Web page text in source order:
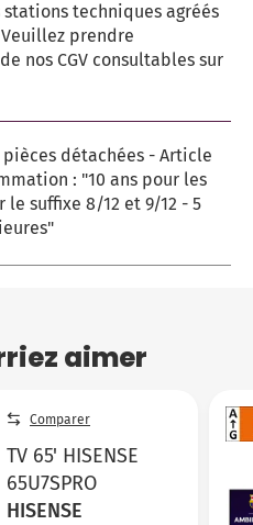
techniques agréés
prendre
nos CGV consultables sur
détachées - Article
: "10 ans pour les
suffixe 8/12 et 9/12 - 5
aimer
Comparer
TV 65' HISENSE
65U7SPRO
HISENSE